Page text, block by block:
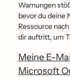
Warnungen
bevor du deine
Ressource
dir auftritt, um
Meine E-
Microsoft